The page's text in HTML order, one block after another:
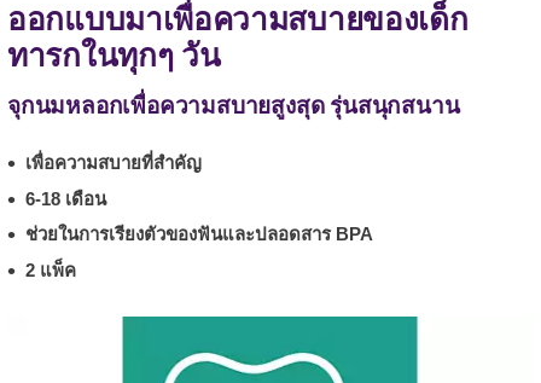
ออกแบบมาเพื่อความสบายของเด็ก
ทารกในทุกๆ วัน
จุกนมหลอกเพื่อความสบายสูงสุด รุ่นสนุกสนาน
เพื่อความสบายที่สำคัญ
6-18 เดือน
ช่วยในการเรียงตัวของฟันและปลอดสาร BPA
2 แพ็ค